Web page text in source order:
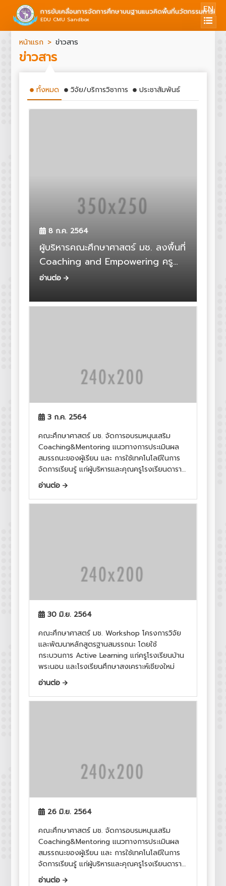
การขับเคลื่อนการจัดการศึกษาบนฐานแนวคิดพื้นที่นวัตกรรมการศึก
EDU CMU Sandbox
EN
หน้าแรก ข่าวสาร
ข่าวสาร
ทั้งหมด วิจัย/บริการวิชาการ ประชาสัมพันธ์
8 ก.ค. 2564
ผู้บริหารคณะศึกษาศาสตร์ มช. ลงพื้นที่
Coaching and Empowering ครู
โรงเรียนคำเที่ยงอนุสสรณ์
อ่านต่อ
3 ก.ค. 2564
คณะศึกษาศาสตร์ มช. จัดการอบรมหนุนเสริม
Coaching&Mentoring แนวทางการประเมินผล
สมรรถนะของผู้เรียน และ การใช้เทคโนโลยีในการ
จัดการเรียนรู้ แก่ผู้บริหารและคุณครูโรงเรียนดารา
วิทยาลัย (ระดับประถมศึกษา)
อ่านต่อ
30 มิ.ย. 2564
คณะศึกษาศาสตร์ มช. Workshop โครงการวิจัย
และพัฒนาหลักสูตรฐานสมรรถนะ โดยใช้
กระบวนการ Active Learning แก่ครูโรงเรียนบ้าน
พระนอน และโรงเรียนศึกษาสงเคราะห์เชียงใหม่
อ่านต่อ
26 มิ.ย. 2564
คณะศึกษาศาสตร์ มช. จัดการอบรมหนุนเสริม
Coaching&Mentoring แนวทางการประเมินผล
สมรรถนะของผู้เรียน และ การใช้เทคโนโลยีในการ
จัดการเรียนรู้ แก่ผู้บริหารและคุณครูโรงเรียนดารา
วิทยาลัย (ระดับมัธยมศึกษา)
อ่านต่อ